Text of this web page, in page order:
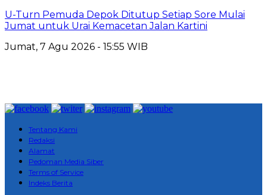
U-Turn Pemuda Depok Ditutup Setiap Sore Mulai
Jumat untuk Urai Kemacetan Jalan Kartini
Jumat, 7 Agu 2026 - 15:55 WIB
Tentang Kami
Redaksi
Alamat
Pedoman Media Siber
Terms of Service
Indeks Berita